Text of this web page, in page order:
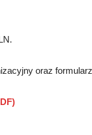
oraz